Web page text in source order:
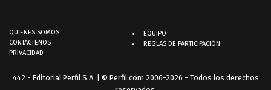
QUIENES SOMOS
CONTÁCTENOS
PRIVACIDAD
EQUIPO
REGLAS DE PARTICIPACIÓN
442 - Editorial Perfil S.A. | © Perfil.com 2006-2026 - Todos los derechos